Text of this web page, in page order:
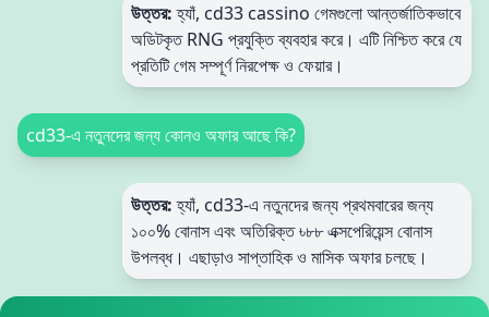
উত্তর:হ্যাঁ, cd33 cassino গেমগুলো আন্তর্জাতিকভাবে
অডিটকৃত RNG প্রযুক্তি ব্যবহার করে। এটি নিশ্চিত করে যে
প্রতিটি গেম সম্পূর্ণ নিরপেক্ষ ও ফেয়ার।
cd33-এ নতুনদের জন্য কোনও অফার আছে কি?
উত্তর:হ্যাঁ, cd33-এ নতুনদের জন্য প্রথমবারের জন্য
১০০% বোনাস এবং অতিরিক্ত ৳৮৮ এক্সপেরিয়েন্স বোনাস
উপলব্ধ। এছাড়াও সাপ্তাহিক ও মাসিক অফার চলছে।